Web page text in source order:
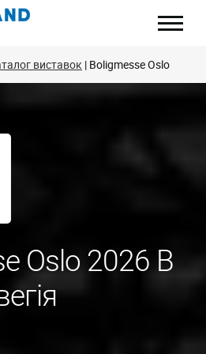
виставок Boligmesse Oslo
Oslo 2026 В